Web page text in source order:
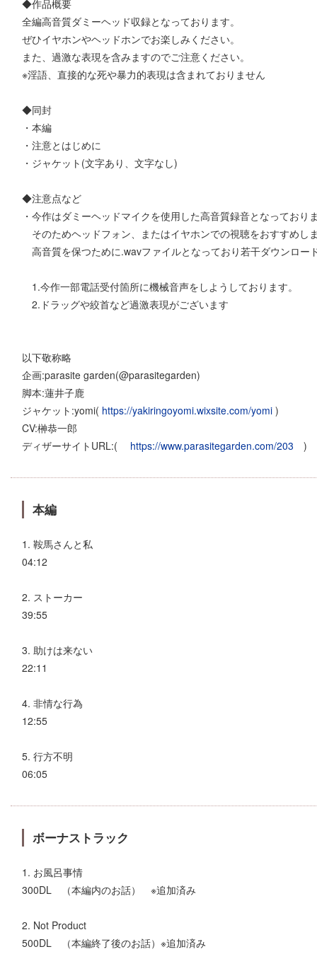
◆作品概要
全編高音質ダミーヘッド収録となっております。
ぜひイヤホンやヘッドホンでお楽しみください。
また、過激な表現を含みますのでご注意ください。
※淫語、直接的な死や暴力的表現は含まれておりません
◆同封
・本編
・注意とはじめに
・ジャケット(文字あり、文字なし)
◆注意点など
・今作はダミーヘッドマイクを使用した高音質録音となっており
そのためヘッドフォン、またはイヤホンでの視聴をおすすめし
高音質を保つために.wavファイルとなっており若干ダウンロー
1.今作一部電話受付箇所に機械音声をしようしております。
2.ドラッグや絞首など過激表現がございます
以下敬称略
企画:parasite garden(@parasitegarden)
脚本:蓮井子鹿
ジャケット:​yomi( https://yakiringoyomi.wixsite.com/yomi )
CV:榊恭一郎
ディザーサイトURL:( https://www.parasitegarden.com/203 )
本編
1. 鞍馬さんと私
04:12
2. ストーカー
39:55
3. 助けは来ない
22:11
4. 非情な行為
12:55
5. 行方不明
06:05
ボーナストラック
1. お風呂事情
300DL （本編内のお話） ※追加済み
2. Not Product
500DL （本編終了後のお話）※追加済み